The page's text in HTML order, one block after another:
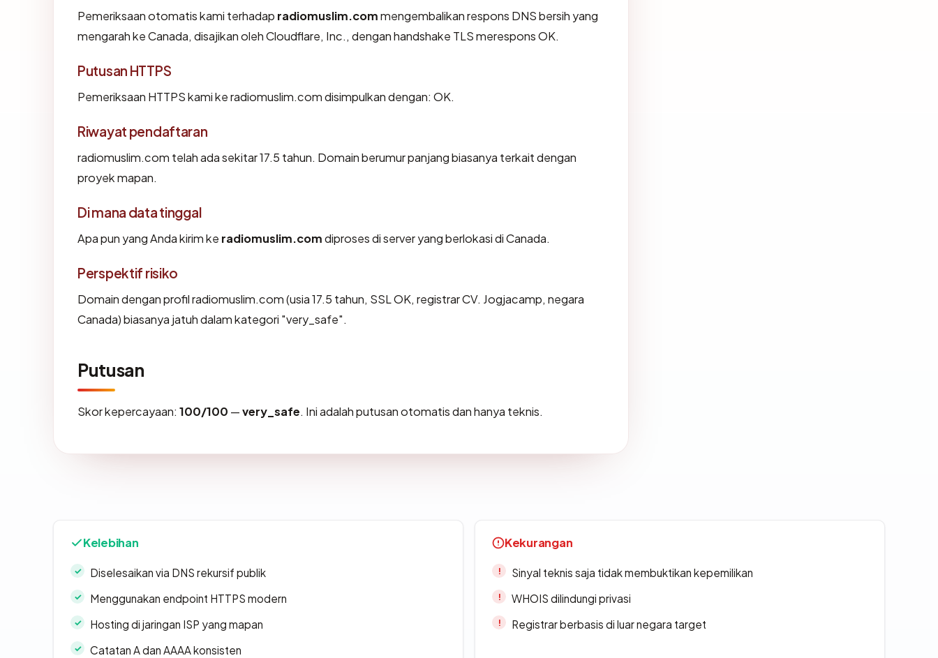
Pemeriksaan otomatis kami terhadap radiomuslim.commengembalikan respons DNS bersih yang
mengarah ke Canada, disajikan oleh Cloudflare, Inc., dengan handshake TLS merespons OK.
Putusan HTTPS
Pemeriksaan HTTPS kami ke radiomuslim.com disimpulkan dengan: OK.
Riwayat pendaftaran
radiomuslim.com telah ada sekitar 17.5 tahun. Domain berumur panjang biasanya terkait dengan
proyek mapan.
Di mana data tinggal
Apa pun yang Anda kirim ke radiomuslim.comdiproses di server yang berlokasi di Canada.
Perspektif risiko
Domain dengan profil radiomuslim.com (usia 17.5 tahun, SSL OK, registrar CV. Jogjacamp, negara
Canada) biasanya jatuh dalam kategori "very_safe".
Putusan
Skor kepercayaan: 100/100 —very_safe. Ini adalah putusan otomatis dan hanya teknis.
Kelebihan
Diselesaikan via DNS rekursif publik
Menggunakan endpoint HTTPS modern
Hosting di jaringan ISP yang mapan
Catatan A dan AAAA konsisten
Kekurangan
Sinyal teknis saja tidak membuktikan kepemilikan
WHOIS dilindungi privasi
Registrar berbasis di luar negara target